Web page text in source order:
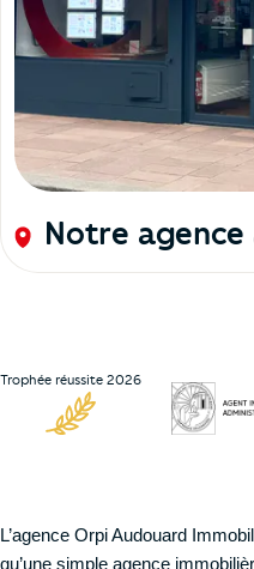
Notre agence
Trophée réussite 2026
L’agence Orpi Audouard
qu’une simple agence